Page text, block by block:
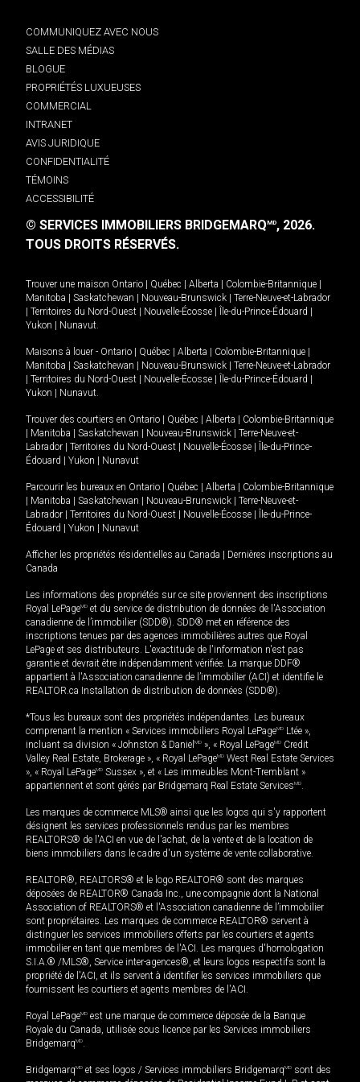
COMMUNIQUEZ AVEC NOUS
SALLE DES MÉDIAS
BLOGUE
PROPRIÉTÉS LUXUEUSES
COMMERCIAL
INTRANET
AVIS JURIDIQUE
CONFIDENTIALITÉ
TÉMOINS
ACCESSIBILITÉ
© SERVICES IMMOBILIERS BRIDGEMARQMD, 2026.
TOUS DROITS RÉSERVÉS.
Trouver une maison Ontario Québec Alberta Colombie-Britannique
Manitoba
Saskatchewan Nouveau-Brunswick
Terre-Neuve-et-Labrador
Territoires du Nord-Ouest Nouvelle-Écosse Île-du-Prince-Édouard
Yukon
Nunavut.
Maisons à louer - Ontario Québec Alberta Colombie-Britannique
Manitoba
Saskatchewan Nouveau-Brunswick
Terre-Neuve-et-Labrador
Territoires du Nord-Ouest Nouvelle-Écosse Île-du-Prince-Édouard
Yukon
Nunavut.
Trouver des courtiers en Ontario Québec Alberta
Colombie-Britannique
Manitoba Saskatchewan Nouveau-Brunswick
Terre-Neuve-et-
Labrador
Territoires du Nord-Ouest Nouvelle-Écosse
Île-du-Prince-
Édouard
Yukon Nunavut
Parcourir les bureaux en Ontario Québec Alberta
Colombie-Britannique
Manitoba Saskatchewan Nouveau-Brunswick
Terre-Neuve-et-
Labrador
Territoires du Nord-Ouest Nouvelle-Écosse
Île-du-Prince-
Édouard
Yukon Nunavut
Afficher les propriétés résidentielles au Canada
Dernières inscriptions au
Canada
Les informations des propriétés sur ce site proviennent des inscriptions
Royal LePageMD et du service de distribution de données de l'Association
canadienne de l’immobilier (SDD®). SDD® met en référence des
inscriptions tenues par des agences immobilières autres que Royal
LePage et ses distributeurs. L'exactitude de l'information n'est pas
garantie et devrait être indépendamment vérifiée. La marque DDF®
appartient à l'Association canadienne de l’immobilier (ACI) et identifie le
REALTOR.ca Installation de distribution de données (SDD®).
*Tous les bureaux sont des propriétés indépendantes. Les bureaux
comprenant la mention « Services immobiliers Royal LePageMD Ltée »,
incluant sa division « Johnston & Daniel MD », « Royal LePageMD Credit
Valley Real Estate, Brokerage », « Royal LePageMD West Real Estate Services
», « Royal LePageMD Sussex », et « Les immeubles Mont-Tremblant »
appartiennent et sont gérés par Bridgemarq Real Estate ServicesMD.
Les marques de commerce MLS® ainsi que les logos qui s'y rapportent
désignent les services professionnels rendus par les membres
REALTORS® de l'ACI en vue de l'achat, de la vente et de la location de
biens immobiliers dans le cadre d'un système de vente collaborative.
REALTOR®, REALTORS® et le logo REALTOR® sont des marques
déposées de REALTOR® Canada Inc., une compagnie dont la National
Association of REALTORS® et l'Association canadienne de l’immobilier
sont propriétaires. Les marques de commerce REALTOR® servent à
distinguer les services immobiliers offerts par les courtiers et agents
immobilier en tant que membres de l'ACI. Les marques d'homologation
S.I.A.® /MLS®, Service inter-agences®, et leurs logos respectifs sont la
propriété de l'ACI, et ils servent à identifier les services immobiliers que
fournissent les courtiers et agents membres de l'ACI.
Royal LePageMD est une marque de commerce déposée de la Banque
Royale du Canada, utilisée sous licence par les Services immobiliers
BridgemarqMD.
BridgemarqMD et ses logos / Services immobiliers BridgemarqMD sont des